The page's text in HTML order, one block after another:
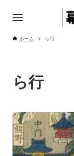
ホーム ら行
ら行